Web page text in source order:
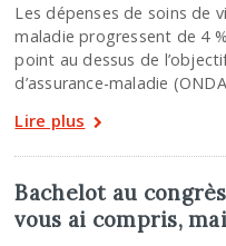
Les dépenses de soins de
maladie progressent de 4
point au dessus de
d’assurance-maladie
Lire plus
Bachelot au
vous ai compris,